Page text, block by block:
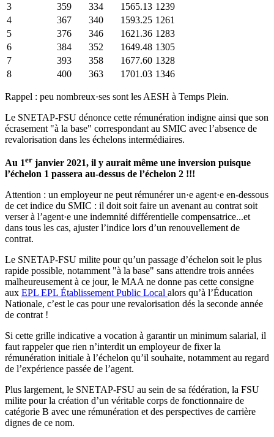
3
359 334 1565.13 1239
4
367 340 1593.25 1261
5
376 346 1621.36 1283
6
384 352 1649.48 1305
7
393 358 1677.60 1328
8
400 363 1701.03 1346
Rappel : peu nombreux·ses sont les AESH à Temps Plein.
Le SNETAP-FSU dénonce cette rémunération indigne ainsi que son
écrasement "à la base" correspondant au SMIC avec l’absence de
revalorisation dans les échelons intermédiaires.
Au 1er janvier 2021, il y aurait même une inversion puisque
l’échelon 1 passera au-dessus de l’échelon 2 !!!
Attention : un employeur ne peut rémunérer un·e agent·e en-dessous
de cet indice du SMIC : il doit soit faire un avenant au contrat soit
verser à l’agent·e une indemnité différentielle compensatrice...et
dans tous les cas, ajuster l’indice lors d’un renouvellement de
contrat.
Le SNETAP-FSU milite pour qu’un passage d’échelon soit le plus
rapide possible, notamment "à la base" sans attendre trois années
malheureusement à ce jour, le MAA ne donne pas cette consigne
aux EPL EPL Établissement Public Local alors qu’à l’Éducation
Nationale, c’est le cas pour une revalorisation dés la seconde année
de contrat !
Si cette grille indicative a vocation à garantir un minimum salarial, il
faut rappeler que rien n’interdit un employeur de fixer la
rémunération initiale à l’échelon qu’il souhaite, notamment au regard
de l’expérience passée de l’agent.
Plus largement, le SNETAP-FSU au sein de sa fédération, la FSU
milite pour la création d’un véritable corps de fonctionnaire de
catégorie B avec une rémunération et des perspectives de carrière
dignes de ce nom.